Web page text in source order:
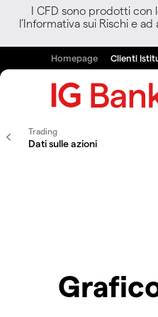
I CFD sono prodotti con
l’Informativa sui Rischi e
Homepage Clienti
Trading
Dati sulle azioni